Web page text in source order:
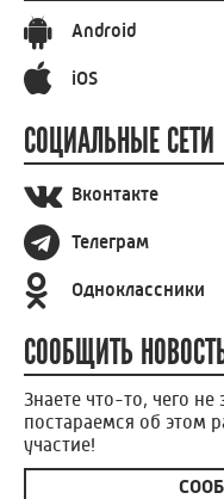
Android
iOS
СОЦИАЛЬНЫЕ СЕТИ
Вконтакте
Телеграм
Одноклассники
СООБЩИТЬ
Знаете что-то, чего
постараемся об этом
участие!